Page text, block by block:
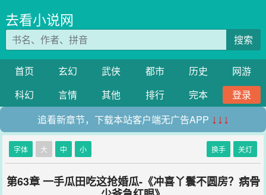
去看小说网
搜索
首页 玄幻 武侠 都市 历史
网游
科幻
言情 其他 排行 完本
登录
追看新章节，下载本站客户端无广告APP ↓↓↓
字体 大 中 小 换手 关灯
第63章 一手瓜田吃这抢婚瓜-《冲喜丫鬟不圆房？病骨